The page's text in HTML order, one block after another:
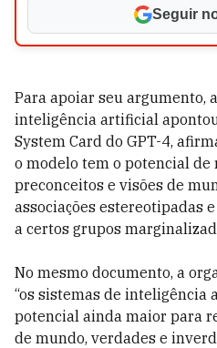
Seguir
Para apoiar seu argumento,
inteligência artificial
System Card do GPT-4,
o modelo tem o potencial
preconceitos e visões de
associações estereotipadas
a certos grupos
No mesmo documento, a
“os sistemas de
potencial ainda maior para
de mundo, verdades e